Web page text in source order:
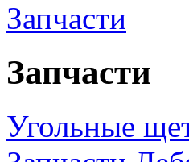
Запчасти
Запчасти
Угольные